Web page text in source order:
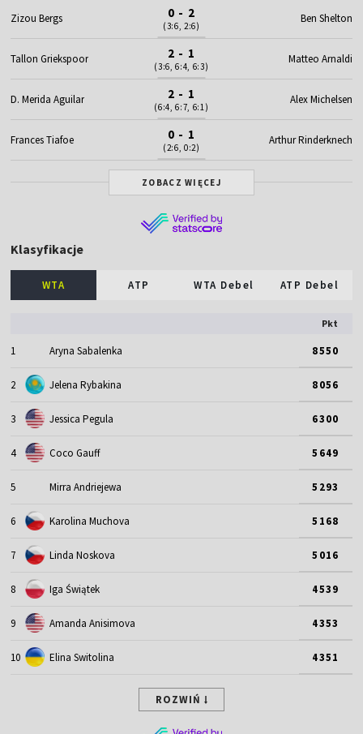
Zizou Bergs 0 - 2
(3:6, 2:6)
Ben Shelton
Tallon Griekspoor 2 - 1
(3:6, 6:4, 6:3)
Matteo Arnaldi
D. Merida Aguilar 2 - 1
(6:4, 6:7, 6:1)
Alex Michelsen
Frances Tiafoe 0 - 1
(2:6, 0:2)
Arthur Rinderknech
ZOBACZ WIĘCEJ
Klasyfikacje
WTA ATP WTA Debel ATP Debel
Pkt
1 Aryna Sabalenka 8550
2 Jelena Rybakina 8056
3 Jessica Pegula 6300
4 Coco Gauff 5649
5 Mirra Andriejewa 5293
6 Karolina Muchova 5168
7 Linda Noskova 5016
8 Iga Świątek 4539
9 Amanda Anisimova 4353
10 Elina Switolina 4351
ROZWIŃ